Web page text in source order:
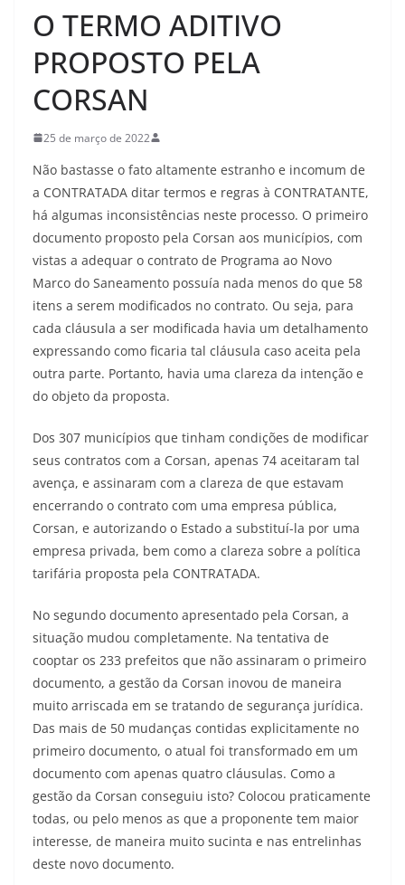
O TERMO ADITIVO
PROPOSTO PELA
CORSAN
25 de março de 2022
Não bastasse o fato altamente estranho e incomum de
a CONTRATADA ditar termos e regras à CONTRATANTE,
há algumas inconsistências neste processo. O primeiro
documento proposto pela Corsan aos municípios, com
vistas a adequar o contrato de Programa ao Novo
Marco do Saneamento possuía nada menos do que 58
itens a serem modificados no contrato. Ou seja, para
cada cláusula a ser modificada havia um detalhamento
expressando como ficaria tal cláusula caso aceita pela
outra parte. Portanto, havia uma clareza da intenção e
do objeto da proposta.
Dos 307 municípios que tinham condições de modificar
seus contratos com a Corsan, apenas 74 aceitaram tal
avença, e assinaram com a clareza de que estavam
encerrando o contrato com uma empresa pública,
Corsan, e autorizando o Estado a substituí-la por uma
empresa privada, bem como a clareza sobre a política
tarifária proposta pela CONTRATADA.
No segundo documento apresentado pela Corsan, a
situação mudou completamente. Na tentativa de
cooptar os 233 prefeitos que não assinaram o primeiro
documento, a gestão da Corsan inovou de maneira
muito arriscada em se tratando de segurança jurídica.
Das mais de 50 mudanças contidas explicitamente no
primeiro documento, o atual foi transformado em um
documento com apenas quatro cláusulas. Como a
gestão da Corsan conseguiu isto? Colocou praticamente
todas, ou pelo menos as que a proponente tem maior
interesse, de maneira muito sucinta e nas entrelinhas
deste novo documento.